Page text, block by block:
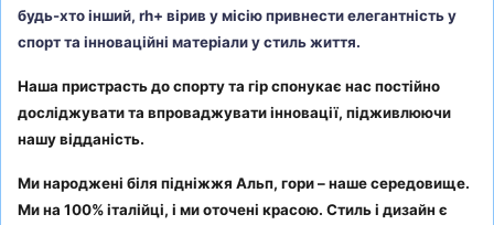
будь-хто інший, rh+ вірив у місію привнести елегантність у
спорт та інноваційні матеріали у стиль життя.
Наша пристрасть до спорту та гір спонукає нас постійно
досліджувати та впроваджувати інновації, підживлюючи
нашу відданість.
Ми народжені біля підніжжя Альп, гори – наше середовище.
Ми на 100% італійці, і ми оточені красою. Стиль і дизайн є